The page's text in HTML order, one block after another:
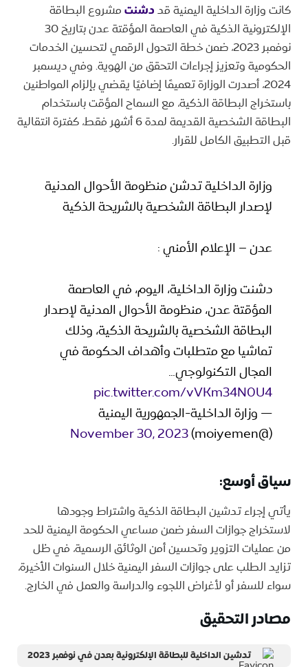
كانت وزارة الداخلية اليمنية قددشنتمشروع البطاقة
الإلكترونية الذكية في العاصمة المؤقتة عدن بتاريخ 30
نوفمبر 2023، ضمن خطة التحول الرقمي لتحسين الخدمات
الحكومية وتعزيز إجراءات التحقق من الهوية. وفي ديسمبر
2024، أصدرت الوزارة تعميمًا إضافيًا يقضي بإلزام المواطنين
باستخراج البطاقة الذكية، مع السماح المؤقت باستخدام
البطاقة الشخصية القديمة لمدة 6 أشهر فقط، كفترة انتقالية
قبل التطبيق الكامل للقرار.
وزارة الداخلية تدشن منظومة الأحوال المدنية
لإصدار البطاقة الشخصية بالشريحة الذكية
عدن – الإعلام الأمني :
دشنت وزارة الداخلية، اليوم، في العاصمة
المؤقتة عدن، منظومة الأحوال المدنية لإصدار
البطاقة الشخصية بالشريحة الذكية، وذلك
تماشيا مع متطلبات وأهداف الحكومة في
المجال التكنولوجي…
pic.twitter.com/vVKm34N0U4
— وزارة الداخلية-الجمهورية اليمنية
(@moiyemen)
November 30, 2023
سياق أوسع:
يأتي إجراء تدشين البطاقة الذكية واشتراط وجودها
لاستخراج جوازات السفر ضمن مساعي الحكومة اليمنية للحد
من عمليات التزوير وتحسين أمن الوثائق الرسمية، في ظل
تزايد الطلب على جوازات السفر اليمنية خلال السنوات الأخيرة،
سواء للسفر أو لأغراض اللجوء والدراسة والعمل في الخارج.
مصادر التحقيق
تدشين الداخلية للبطاقة الإلكترونية بعدن في نوفمبر 2023